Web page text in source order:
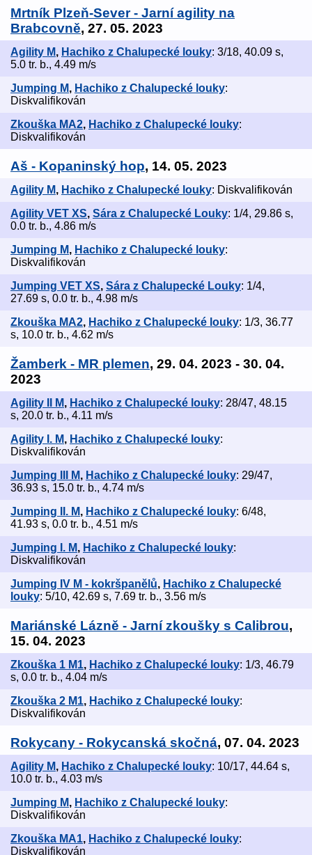
Mrtník Plzeň-Sever - Jarní agility na
Brabcovně, 27. 05. 2023
Agility M, Hachiko z Chalupecké louky: 3/18, 40.09 s,
5.0 tr. b., 4.49 m/s
Jumping M, Hachiko z Chalupecké louky:
Diskvalifikován
Zkouška MA2, Hachiko z Chalupecké louky:
Diskvalifikován
Aš - Kopaninský hop, 14. 05. 2023
Agility M, Hachiko z Chalupecké louky: Diskvalifikován
Agility VET XS, Sára z Chalupecké Louky: 1/4, 29.86 s,
0.0 tr. b., 4.86 m/s
Jumping M, Hachiko z Chalupecké louky:
Diskvalifikován
Jumping VET XS, Sára z Chalupecké Louky: 1/4,
27.69 s, 0.0 tr. b., 4.98 m/s
Zkouška MA2, Hachiko z Chalupecké louky: 1/3, 36.77
s, 10.0 tr. b., 4.62 m/s
Žamberk - MR plemen, 29. 04. 2023 - 30. 04.
2023
Agility II M, Hachiko z Chalupecké louky: 28/47, 48.15
s, 20.0 tr. b., 4.11 m/s
Agility I. M, Hachiko z Chalupecké louky:
Diskvalifikován
Jumping III M, Hachiko z Chalupecké louky: 29/47,
36.93 s, 15.0 tr. b., 4.74 m/s
Jumping II. M, Hachiko z Chalupecké louky: 6/48,
41.93 s, 0.0 tr. b., 4.51 m/s
Jumping I. M, Hachiko z Chalupecké louky:
Diskvalifikován
Jumping IV M - kokršpanělů, Hachiko z Chalupecké
louky: 5/10, 42.69 s, 7.69 tr. b., 3.56 m/s
Mariánské Lázně - Jarní zkoušky s Calibrou,
15. 04. 2023
Zkouška 1 M1, Hachiko z Chalupecké louky: 1/3, 46.79
s, 0.0 tr. b., 4.04 m/s
Zkouška 2 M1, Hachiko z Chalupecké louky:
Diskvalifikován
Rokycany - Rokycanská skočná, 07. 04. 2023
Agility M, Hachiko z Chalupecké louky: 10/17, 44.64 s,
10.0 tr. b., 4.03 m/s
Jumping M, Hachiko z Chalupecké louky:
Diskvalifikován
Zkouška MA1, Hachiko z Chalupecké louky:
Diskvalifikován